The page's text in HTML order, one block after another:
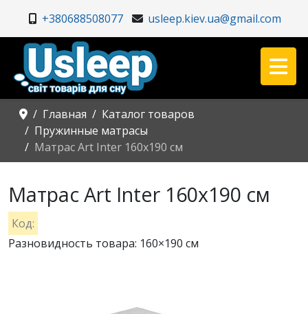
+380688508077 usleep.kiev.ua@gmail.com
Главная
Каталог товаров
Пружинные матрасы
Матрас Art Inter 160x190 см
Матрас Art Inter 160x190 см
Код:
Разновидность товара: 160×190 см